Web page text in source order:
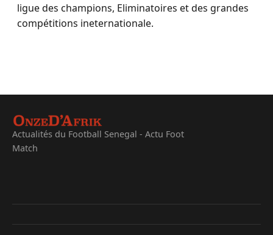
ligue des champions, Eliminatoires et des grandes
compétitions ineternationale.
Actualités du Football Senegal - Actu Foot
Match